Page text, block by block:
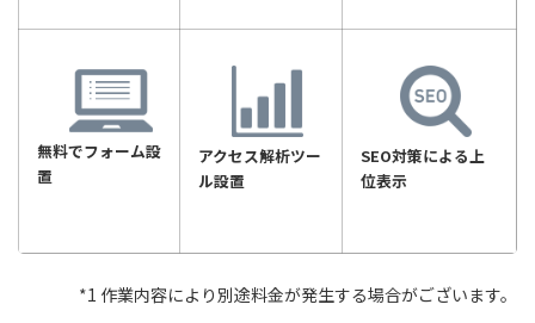
無料でフォーム設
置
アクセス解析ツー
ル設置
SEO対策による上
位表示
*1 作業内容により別途料金が発生する場合がございます。